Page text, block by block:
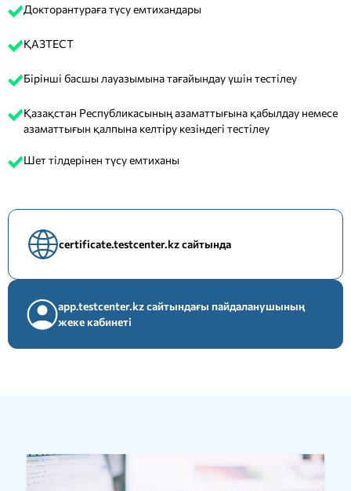
Докторантураға түсу емтихандары
ҚАЗТЕСТ
Бірінші басшы лауазымына тағайындау үшін тестілеу
Қазақстан Республикасының азаматтығына қабылдау немесе
азаматтығын қалпына келтіру кезіндегі тестілеу
Шет тілдерінен түсу емтиханы
certificate.testcenter.kz сайтында
app.testcenter.kz сайтындағы пайдаланушының
жеке кабинеті